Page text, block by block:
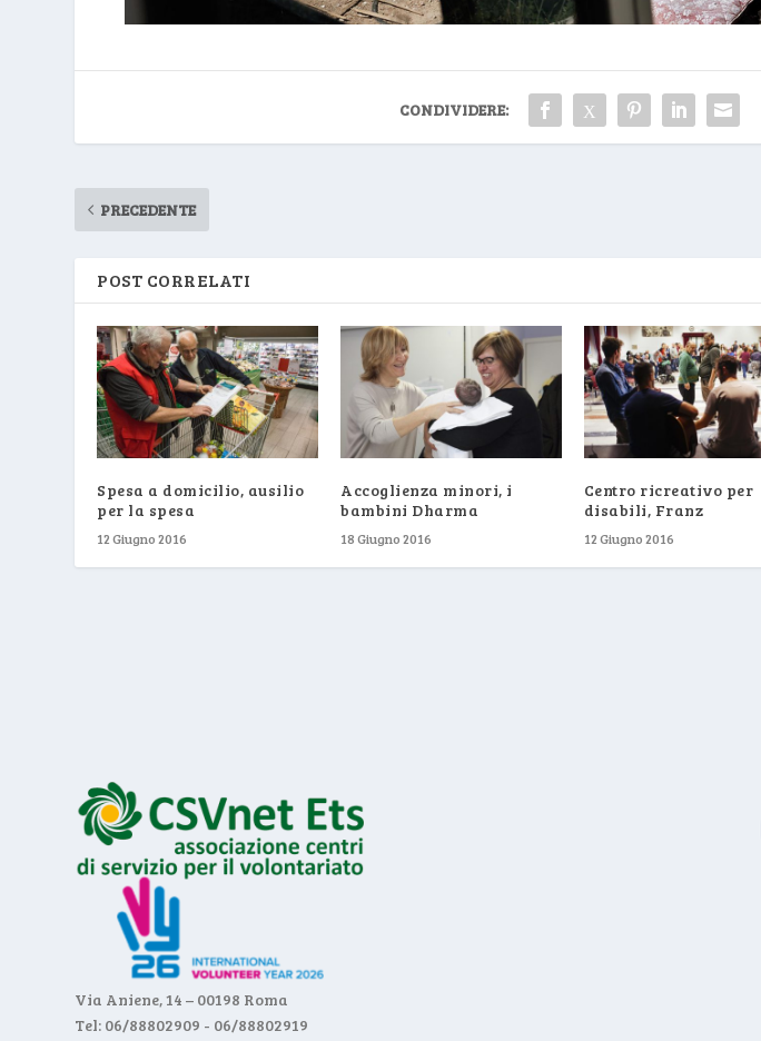
CONDIVIDERE:
PRECEDENTE
POST CORRELATI
Spesa a domicilio, ausilio
per la spesa
12 Giugno 2016
Accoglienza minori, i
bambini Dharma
18 Giugno 2016
Centro ricreativo per
disabili, Franz
12 Giugno 2016
Via Aniene, 14 – 00198 Roma
Tel: 06/88802909 - 06/88802919